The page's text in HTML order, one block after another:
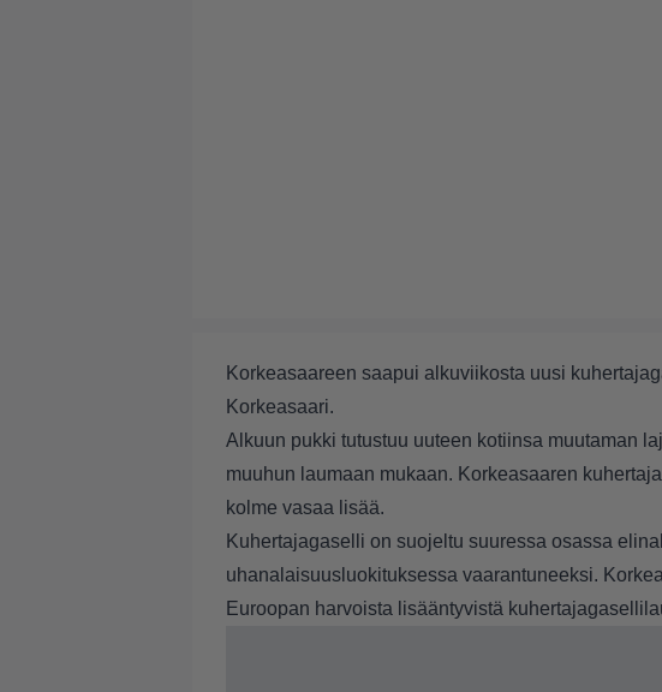
Korkeasaareen saapui alkuviikosta uusi
Korkeasaari.
Alkuun pukki tutustuu uuteen kotiinsa muutaman
muuhun laumaan mukaan. Korkeasaaren
kolme vasaa lisää.
Kuhertajagaselli on suojeltu suuressa osassa
uhanalaisuusluokituksessa vaarantuneeksi.
Euroopan harvoista lisääntyvistä